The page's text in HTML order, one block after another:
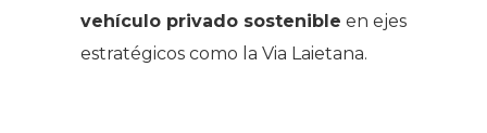
vehículo privado sostenible en ejes
estratégicos como la Via Laietana.